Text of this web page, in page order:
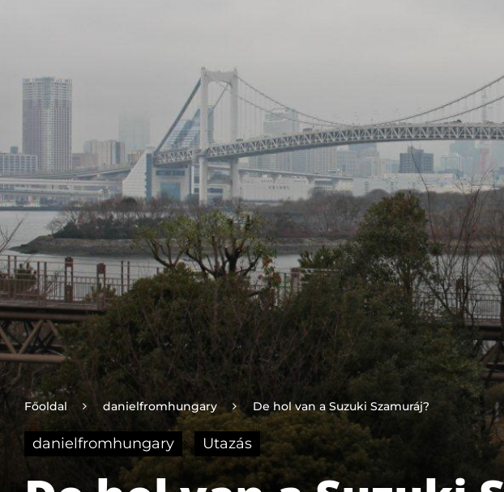
Főoldal danielfromhungary De hol van a Suzuki Szamuráj?
danielfromhungary Utazás